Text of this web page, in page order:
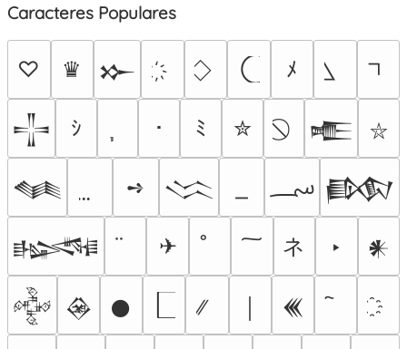
Caracteres Populares
♡ ♛ 𒁍 ﾒ
𒋲 ｼ ･ ﾐ ✮ 𒍫 ⛥
𒈝 ➺ 𒈱 ؄ 𒁃
𒈙 ✈ ネ ‣ 𒀭
𒅒 𒊲 𒊹 𒌍